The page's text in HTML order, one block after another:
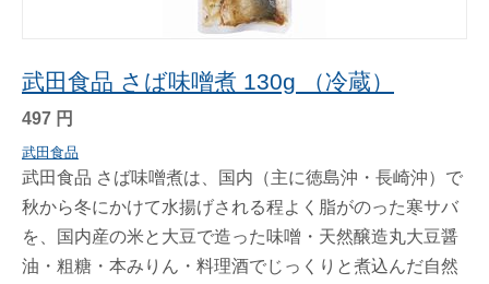
武田食品 さば味噌煮 130g （冷蔵）
497 円
武田食品
武田食品 さば味噌煮は、国内（主に徳島沖・長崎沖）で
秋から冬にかけて水揚げされる程よく脂がのった寒サバ
を、国内産の米と大豆で造った味噌・天然醸造丸大豆醤
油・粗糖・本みりん・料理酒でじっくりと煮込んだ自然